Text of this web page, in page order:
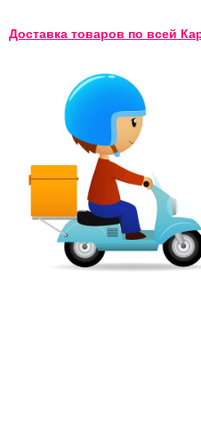
Доставка товаров по всей